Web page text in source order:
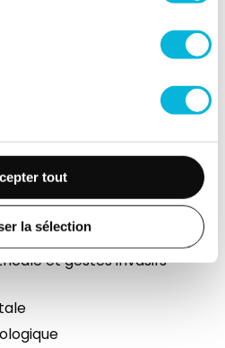
tout
la sélection
et gestes invasifs